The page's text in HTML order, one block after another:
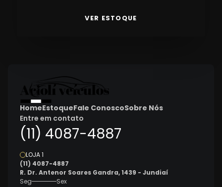
VER ESTOQUE
HomeEstoqueFale ConoscoSobre Nós
Entre em contato
(11) 4087-4887
LOJA 1
(11) 4087-4887
R. Dr. Antenor Soares Gandra, 1439 - Jundiaí
Seg
Sex